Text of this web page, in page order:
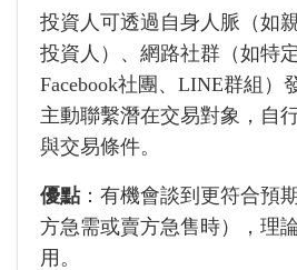
投資人可透過自身人脈（如
投資人）、網路社群（如特
Facebook社團、LINE群組）
主動聯繫潛在交易對象，自
與交易條件。
優點：有機會談到更符合預
方急需或賣方急售時），理
用。